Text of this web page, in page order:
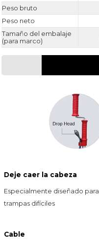
Peso bruto
Peso neto
Tamaño del embalaje
(para marco)
Deje caer la cabeza
Especialmente diseñado para
trampas difíciles
Cable